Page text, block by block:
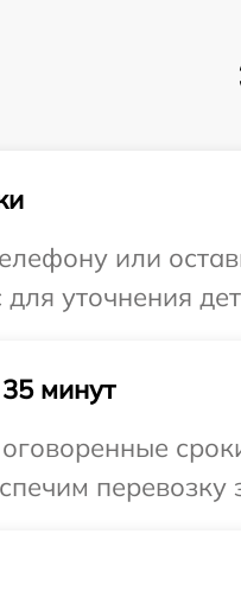
или
уточнения
минут
перевозку